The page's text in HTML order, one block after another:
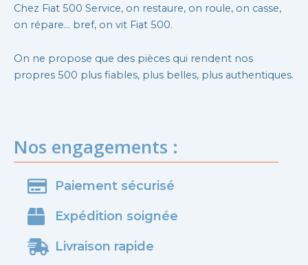
Chez Fiat 500 Service, on restaure, on roule, on casse,
on répare… bref, on vit Fiat 500.
On ne propose que des pièces qui rendent nos
propres 500 plus fiables, plus belles, plus authentiques.
Nos engagements :
Paiement sécurisé
Expédition soignée
Livraison rapide